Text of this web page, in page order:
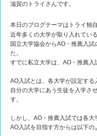
滋賀のトライさんです。
本日のブログテーマはトライ独
近年多くの大学が取り入れてい
国立大学協会からAO・推薦入
た。
すでに私立大学は、AO・推薦
AO入試とは、各大学が設定す
自分の大学にあう生徒を入学さ
す。
しかし、AO・推薦入試では各大
AO入試を目指す方からは以下の